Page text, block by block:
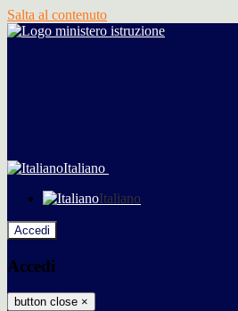
Salta al contenuto
Italiano
Italiano
Accedi
Accedi
button close ×